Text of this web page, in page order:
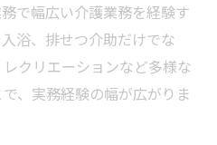
で幅広い介護業務を経験す
浴、排せつ介助だけでな
クリエーションなど多様な
、実務経験の幅が広がりま